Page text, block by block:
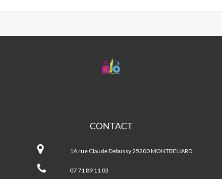
MJC
CENTRE
CONTACT
Centre
Social
Petite
Hollande
1A rue Claude Debussy 25200 MONTBELIARD
07 71 89 11 03